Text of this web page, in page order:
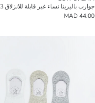
جوارب باليرينا نساء غير قابلة للانزلاق 3-باك
44.00 MAD